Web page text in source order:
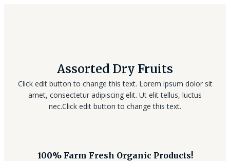
Assorted Dry Fruits
Click edit button to change this text. Lorem ipsum dolor sit
amet, consectetur adipiscing elit. Ut elit tellus, luctus
nec.Click edit button to change this text.
100% Farm Fresh Organic Products!